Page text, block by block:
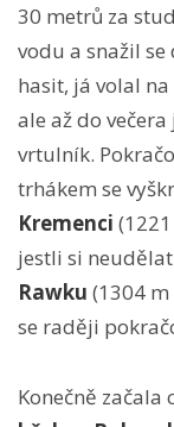
30 metrů za
vodu a snažil
hasit, já volal
ale až do
vrtulník.
trhákem se
Kremenci
jestli si
Rawku (1304
se raději
Konečně začala